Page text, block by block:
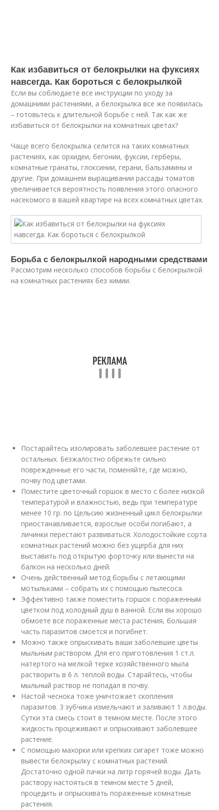
Как избавиться от белокрылки на фуксиях
навсегда. Как бороться с белокрылкой
Если вы соблюдаете все инструкции по уходу за
домашними растениями, а белокрылка все же появилась
– готовьтесь к длительной борьбе с ней. Так как же
избавиться от белокрылки на комнатных цветах?
Чаще всего белокрылка селится на таких комнатных
растениях, как орхидеи, бегонии, фуксии, герберы,
комнатные гранаты, глоксинии, герани, бальзамины и
другие. При домашнем выращивании рассады томатов
увеличивается вероятность появления этого опасного
насекомого в вашей квартире на всех комнатных цветах.
Борьба с белокрылкой народными средствами
Рассмотрим несколько способов борьбы с белокрылкой
на комнатных растениях без химии.
Постарайтесь изолировать заболевшее растение от
остальных. Безжалостно обрежьте сильно
поврежденные его части, поменяйте, где можно,
почву под цветами.
Поместите цветочный горшок в место с более низкой
температурой и влажностью, ведь при температуре
менее 10 гр. по Цельсию жизненный цикл белокрылки
приостанавливается, взрослые особи погибают, а
личинки перестают развиваться. Холодостойкие сорта
комнатных растений можно без ущерба для них
выставить под открытую форточку или вынести на
балкон на несколько дней.
Очень действенный метод борьбы с летающими
мотыльками – собрать их с помощью пылесоса.
Эффективно также поместить горшок с пораженным
цветком под холодный душ в ванной. Если вы хорошо
обмоете все пораженные места растения, большая
часть паразитов смоется и погибнет.
Можно также опрыскивать ваши заболевшие цветы
мыльным раствором. Для его приготовления 1 ст.л.
натертого на мелкой терке хозяйственного мыла
растворить в 6 л. теплой воды. Старайтесь, чтобы
мыльный раствор не попадал в почву.
Настой чеснока тоже уничтожает скопления
паразитов. 3 зубчика измельчают и заливают 1 л.воды.
Сутки эта смесь стоит в темном месте. После этого
жидкость процеживают и опрыскивают заболевшее
растение.
С помощью махорки или крепких сигарет тоже можно
вывести белокрылку с комнатных растений.
Достаточно одной пачки на литр горячей воды. Дать
раствору настояться в темном месте 5 дней,
процедить и опрыскивать пораженные комнатные
растения.